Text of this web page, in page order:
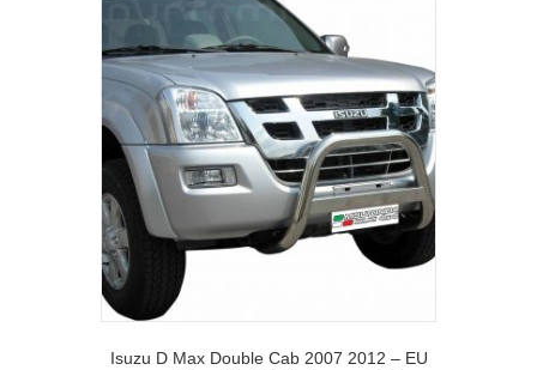
Isuzu D Max Double Cab 2007 2012 – EU